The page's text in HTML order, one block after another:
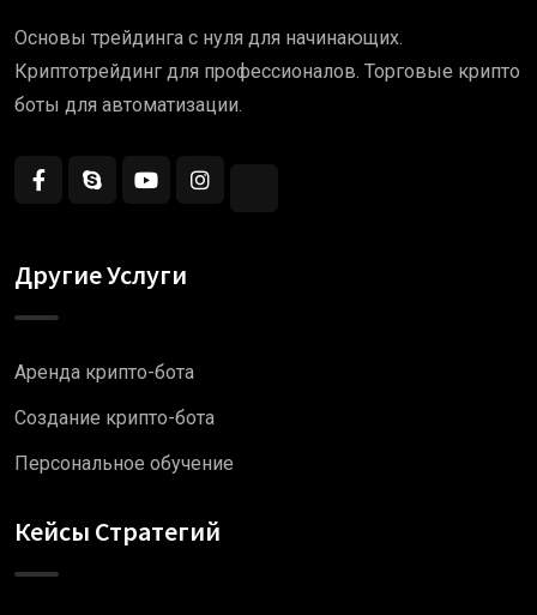
Основы трейдинга с нуля для начинающих.
Криптотрейдинг для профессионалов. Торговые крипто
боты для автоматизации.
Другие Услуги
Аренда крипто-бота
Создание крипто-бота
Персональное обучение
Кейсы Стратегий